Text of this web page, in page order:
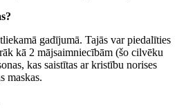
gadījumā. Tajās var piedalīties
kā 2 mājsaimniecībām (šo cilvēku
kas saistītas ar kristību norises
maskas.